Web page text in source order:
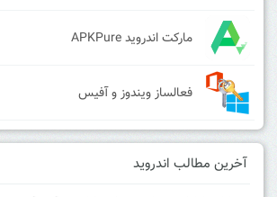
مارکت اندروید APKPure
فعالساز ویندوز و آفیس
آخرین مطالب اندروید